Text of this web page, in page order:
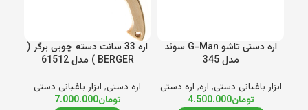
اره دستی تاشو G-Man سوئد
مدل 345
ابزار باغبانی دستی, اره, اره دستی
تومان4.500.000
اره 33 سانت دسته چوبی برگر (
BERGER ) مدل 61512
اره دستی, ابزار باغبانی دستی
تومان7.000.000